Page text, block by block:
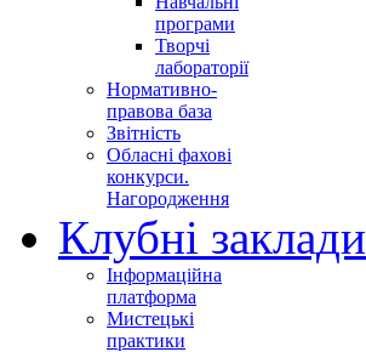
програми
Творчі
лабораторії
Нормативно-
правова база
Звітність
Обласні фахові
конкурси.
Нагородження
Клубні заклади
Інформаційна
платформа
Мистецькі
практики